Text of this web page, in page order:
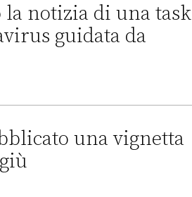
la notizia di una task
guidata da
una vignetta